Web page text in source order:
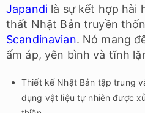
Japandilà sự kết hợp hài
thất Nhật Bản truyền
Scandinavian. Nó mang
ấm áp, yên bình và tĩnh
Thiết kế Nhật Bản tập trung
dụng vật liệu tự nhiên được